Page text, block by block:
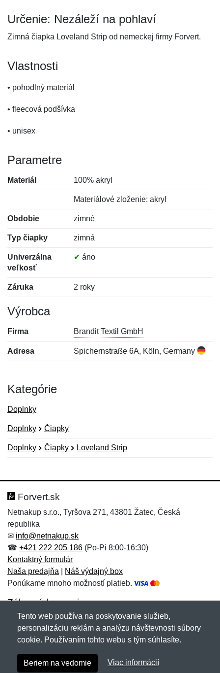
Určenie: Nezáleží na pohlaví
Zimná čiapka Loveland Strip od nemeckej firmy Forvert.
Vlastnosti
• pohodlný materiál
• fleecová podšívka
• unisex
Parametre
Materiál 100% akryl
Materiálové zloženie: akryl
Obdobie zimné
Typ čiapky zimná
Univerzálna
veľkosť
✔ áno
Záruka 2 roky
Výrobca
Firma Brandit Textil GmbH
Adresa Spichernstraße 6A, Köln, Germany
Kategórie
Doplnky
Doplnky Čiapky
Doplnky Čiapky Loveland Strip
Hodnotenie:
Meno:*
E-mail:
Správa*
Meno:
E-mail:*
Správa*
Forvert.sk
Netnakup s.r.o., Tyršova 271, 43801 Žatec, Česká
republika
✉ info@netnakup.sk
☎ +421 222 205 186 (Po-Pi 8:00-16:30)
Kontaktný formulár
Naša predajňa
Náš výdajný box
Ponúkame mnoho možností platieb.
Zákaznícky servis
Novinky emailom
Copyright © 2007-2026 (19 rokov s vami)Netnakup.sk
Tento web používa na poskytovanie služieb,
personalizáciu reklám a analýzu návštevnosti súbory
cookie. Používaním tohto webu s tým súhlasíte.
Beriem na vedomie Viac informácií